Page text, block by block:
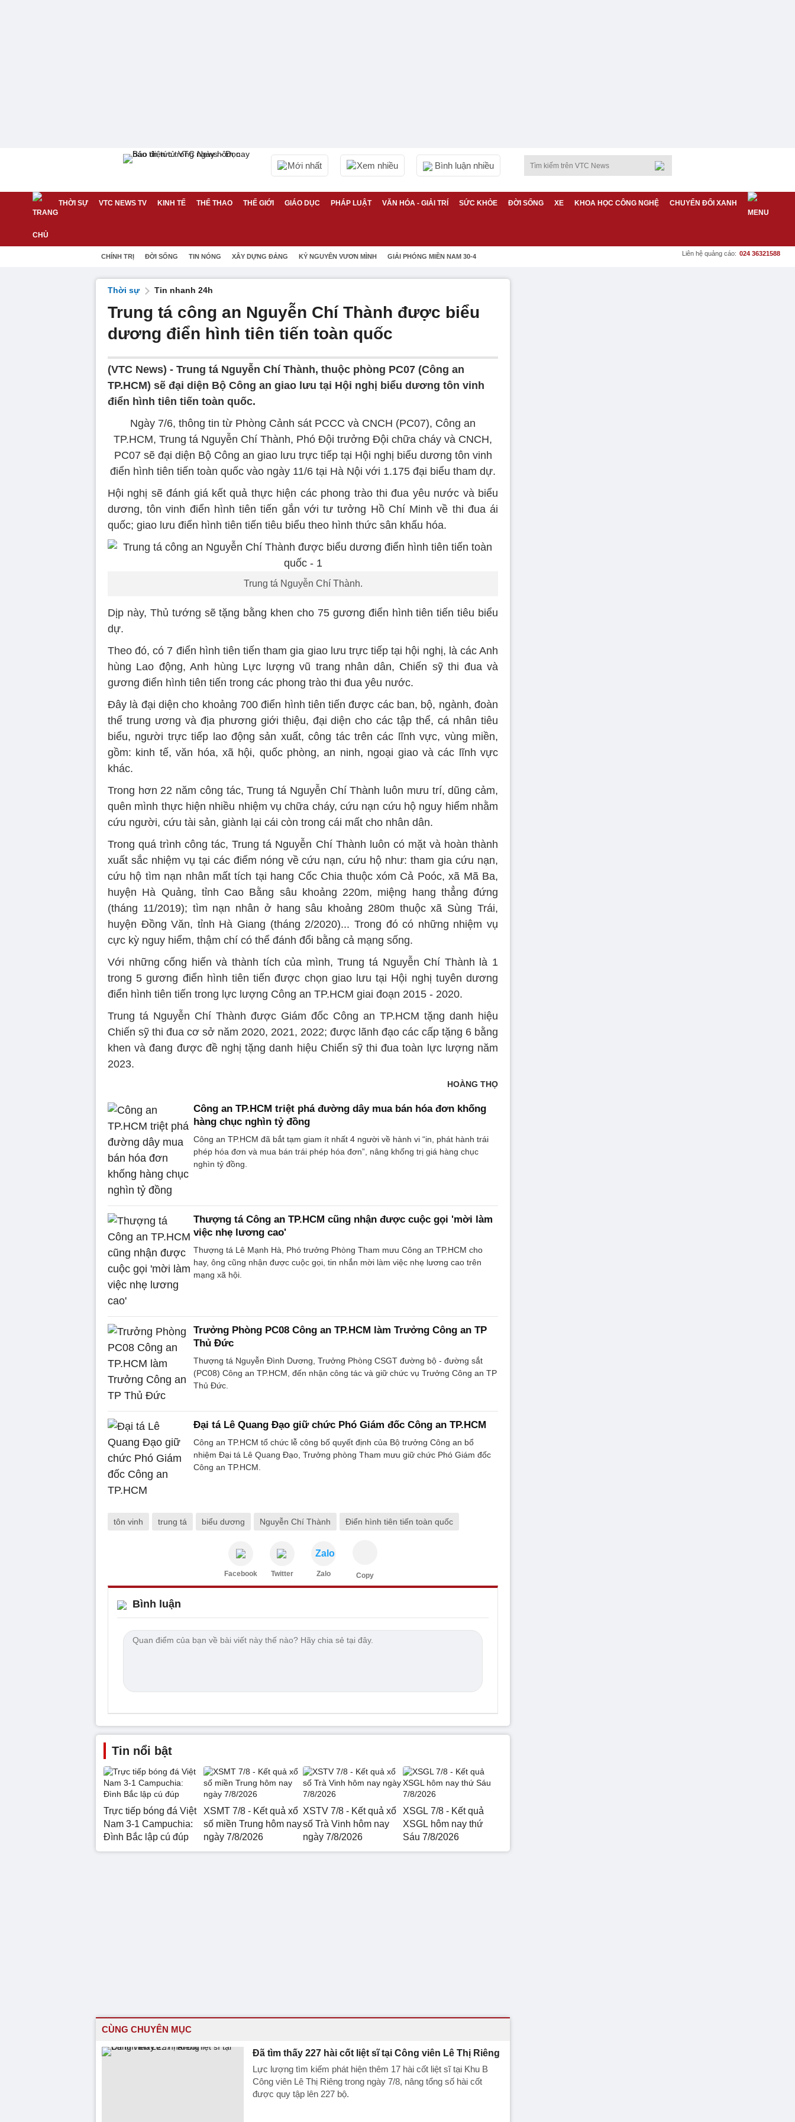
Mới nhất Xem nhiều Bình luận nhiều
THỜI SỰ VTC NEWS TV KINH TẾ THỂ THAO THẾ GIỚI GIÁO DỤC PHÁP LUẬT VĂN HÓA - GIẢI TRÍ SỨC KHỎE ĐỜI SỐNG XE KHOA HỌC CÔNG NGHỆ CHUYỂN ĐỔI XANH
CHÍNH TRỊ ĐỜI SỐNG TIN NÓNG XÂY DỰNG ĐẢNG KỶ NGUYÊN VƯƠN MÌNH GIẢI PHÓNG MIỀN NAM 30-4 Liên hệ quảng cáo: 024 36321588
Thời sự Tin nhanh 24h
Trung tá công an Nguyễn Chí Thành được biểu
dương điển hình tiên tiến toàn quốc
(VTC News) - Trung tá Nguyễn Chí Thành, thuộc phòng PC07 (Công an
TP.HCM) sẽ đại diện Bộ Công an giao lưu tại Hội nghị biểu dương tôn vinh
điển hình tiên tiến toàn quốc.
Ngày 7/6, thông tin từ Phòng Cảnh sát PCCC và CNCH (PC07), Công an
TP.HCM, Trung tá Nguyễn Chí Thành, Phó Đội trưởng Đội chữa cháy và CNCH,
PC07 sẽ đại diện Bộ Công an giao lưu trực tiếp tại Hội nghị biểu dương tôn vinh
điển hình tiên tiến toàn quốc vào ngày 11/6 tại Hà Nội với 1.175 đại biểu tham dự.
Hội nghị sẽ đánh giá kết quả thực hiện các phong trào thi đua yêu nước và biểu
dương, tôn vinh điển hình tiên tiến gắn với tư tưởng Hồ Chí Minh về thi đua ái
quốc; giao lưu điển hình tiên tiến tiêu biểu theo hình thức sân khấu hóa.
Trung tá Nguyễn Chí Thành.
Dịp này, Thủ tướng sẽ tặng bằng khen cho 75 gương điển hình tiên tiến tiêu biểu
dự.
Theo đó, có 7 điển hình tiên tiến tham gia giao lưu trực tiếp tại hội nghị, là các Anh
hùng Lao động, Anh hùng Lực lượng vũ trang nhân dân, Chiến sỹ thi đua và
gương điển hình tiên tiến trong các phong trào thi đua yêu nước.
Đây là đại diện cho khoảng 700 điển hình tiên tiến được các ban, bộ, ngành, đoàn
thể trung ương và địa phương giới thiệu, đại diện cho các tập thể, cá nhân tiêu
biểu, người trực tiếp lao động sản xuất, công tác trên các lĩnh vực, vùng miền,
gồm: kinh tế, văn hóa, xã hội, quốc phòng, an ninh, ngoại giao và các lĩnh vực
khác.
Trong hơn 22 năm công tác, Trung tá Nguyễn Chí Thành luôn mưu trí, dũng cảm,
quên mình thực hiện nhiều nhiệm vụ chữa cháy, cứu nạn cứu hộ nguy hiểm nhằm
cứu người, cứu tài sản, giành lại cái còn trong cái mất cho nhân dân.
Trong quá trình công tác, Trung tá Nguyễn Chí Thành luôn có mặt và hoàn thành
xuất sắc nhiệm vụ tại các điểm nóng về cứu nạn, cứu hộ như: tham gia cứu nạn,
cứu hộ tìm nạn nhân mất tích tại hang Cốc Chia thuộc xóm Cả Poóc, xã Mã Ba,
huyện Hà Quảng, tỉnh Cao Bằng sâu khoảng 220m, miệng hang thẳng đứng
(tháng 11/2019); tìm nạn nhân ở hang sâu khoảng 280m thuộc xã Sùng Trái,
huyện Đồng Văn, tỉnh Hà Giang (tháng 2/2020)... Trong đó có những nhiệm vụ
cực kỳ nguy hiểm, thậm chí có thể đánh đổi bằng cả mạng sống.
Với những cống hiến và thành tích của mình, Trung tá Nguyễn Chí Thành là 1
trong 5 gương điển hình tiên tiến được chọn giao lưu tại Hội nghị tuyên dương
điển hình tiên tiến trong lực lượng Công an TP.HCM giai đoạn 2015 - 2020.
Trung tá Nguyễn Chí Thành được Giám đốc Công an TP.HCM tặng danh hiệu
Chiến sỹ thi đua cơ sở năm 2020, 2021, 2022; được lãnh đạo các cấp tặng 6 bằng
khen và đang được đề nghị tặng danh hiệu Chiến sỹ thi đua toàn lực lượng năm
2023.
HOÀNG THỌ
Công an TP.HCM triệt phá đường dây mua bán hóa đơn khống
hàng chục nghìn tỷ đồng
Công an TP.HCM đã bắt tạm giam ít nhất 4 người về hành vi “in, phát hành trái
phép hóa đơn và mua bán trái phép hóa đơn”, nâng khống trị giá hàng chục
nghìn tỷ đồng.
Thượng tá Công an TP.HCM cũng nhận được cuộc gọi 'mời làm
việc nhẹ lương cao'
Thượng tá Lê Mạnh Hà, Phó trưởng Phòng Tham mưu Công an TP.HCM cho
hay, ông cũng nhận được cuộc gọi, tin nhắn mời làm việc nhẹ lương cao trên
mạng xã hội.
Trưởng Phòng PC08 Công an TP.HCM làm Trưởng Công an TP
Thủ Đức
Thượng tá Nguyễn Đình Dương, Trưởng Phòng CSGT đường bộ - đường sắt
(PC08) Công an TP.HCM, đến nhận công tác và giữ chức vụ Trưởng Công an TP
Thủ Đức.
Đại tá Lê Quang Đạo giữ chức Phó Giám đốc Công an TP.HCM
Công an TP.HCM tổ chức lễ công bố quyết định của Bộ trưởng Công an bổ
nhiệm Đại tá Lê Quang Đạo, Trưởng phòng Tham mưu giữ chức Phó Giám đốc
Công an TP.HCM.
tôn vinh trung tá biểu dương Nguyễn Chí Thành Điển hình tiên tiến toàn quốc
Facebook Twitter
Zalo
Zalo Copy
Bình luận
Tin nổi bật
Trực tiếp bóng đá Việt
Nam 3-1 Campuchia:
Đình Bắc lập cú đúp
XSMT 7/8 - Kết quả xổ
số miền Trung hôm nay
ngày 7/8/2026
XSTV 7/8 - Kết quả xổ
số Trà Vinh hôm nay
ngày 7/8/2026
XSGL 7/8 - Kết quả
XSGL hôm nay thứ
Sáu 7/8/2026
CÙNG CHUYÊN MỤC
Đã tìm thấy 227 hài cốt liệt sĩ tại Công viên Lê Thị Riêng
Lực lượng tìm kiếm phát hiện thêm 17 hài cốt liệt sĩ tại Khu B
Công viên Lê Thị Riêng trong ngày 7/8, nâng tổng số hài cốt
được quy tập lên 227 bộ.